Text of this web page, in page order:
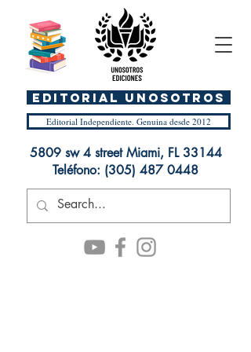
Editorial Independiente. Genuina desde 2012
5809 sw 4 street Miami, FL 33144
Teléfono: (305) 487 0448
EDITORIAL UnosOtros